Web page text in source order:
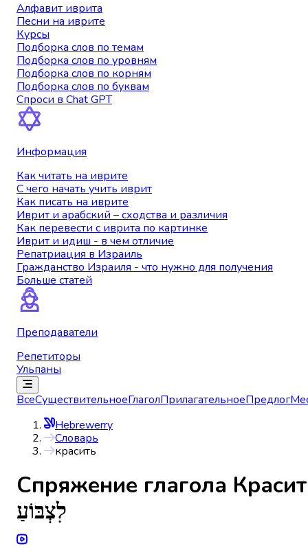
Алфавит иврита
Песни на иврите
Курсы
Подборка слов по темам
Подборка слов по уровням
Подборка слов по корням
Подборка слов по буквам
Спроси в Chat GPT
Информация
Как читать на иврите
С чего начать учить иврит
Как писать на иврите
Иврит и арабский – сходства и различия
Как перевести с иврита по картинке
Иврит и идиш - в чем отличие
Репатриация в Израиль
Гражданство Израиля - что нужно для получения
Больше статей
Преподаватели
Репетиторы
Ульпаны
ВсеСуществительноеГлаголПрилагательноеПредлог
Hebrewerry
Словарь
красить
Спряжениe глагола
לִצְבּוֹעַ